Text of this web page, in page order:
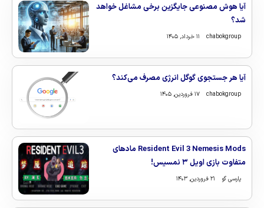
آیا هوش مصنوعی جایگزین برخی مشاغل خواهد
شد؟
chabokgroup ۱۱ خرداد, ۱۴۰۵
آیا هر جستجوی گوگل انرژی مصرف می‌کند؟
chabokgroup ۱۷ فروردین, ۱۴۰۵
Resident Evil 3 Nemesis Mods مادهای
متفاوت بازی اویل ۳ نمسیس!
پارسی گو ۲۱ فروردین, ۱۴۰۳